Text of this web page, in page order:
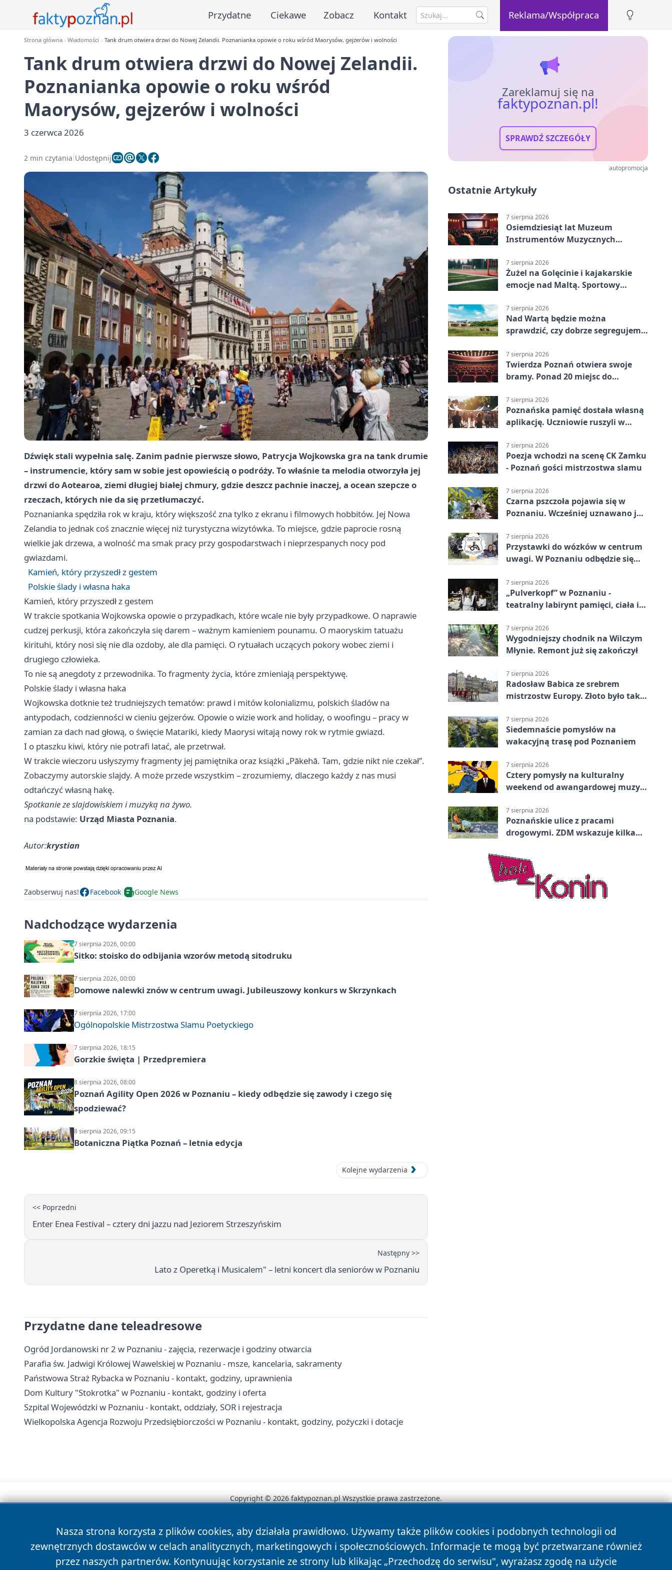
Przydatne Ciekawe Zobacz Kontakt Reklama/Współpraca
Strona główna Wiadomości Tank drum otwiera drzwi do Nowej Zelandii. Poznanianka opowie o roku wśród Maorysów, gejzerów i wolności
Tank drum otwiera drzwi do Nowej Zelandii.
Poznanianka opowie o roku wśród
Maorysów, gejzerów i wolności
3 czerwca 2026
2 min czytania Udostępnij
Dźwięk stali wypełnia salę. Zanim padnie pierwsze słowo, Patrycja Wojkowska gra na tank drumie
– instrumencie, który sam w sobie jest opowieścią o podróży. To właśnie ta melodia otworzyła jej
drzwi do Aotearoa, ziemi długiej białej chmury, gdzie deszcz pachnie inaczej, a ocean szepcze o
rzeczach, których nie da się przetłumaczyć.
Poznanianka spędziła rok w kraju, który większość zna tylko z ekranu i filmowych hobbitów. Jej Nowa
Zelandia to jednak coś znacznie więcej niż turystyczna wizytówka. To miejsce, gdzie paprocie rosną
wielkie jak drzewa, a wolność ma smak pracy przy gospodarstwach i nieprzespanych nocy pod
gwiazdami.
Kamień, który przyszedł z gestem
Polskie ślady i własna haka
Kamień, który przyszedł z gestem
W trakcie spotkania Wojkowska opowie o przypadkach, które wcale nie były przypadkowe. O naprawie
cudzej perkusji, która zakończyła się darem – ważnym kamieniem pounamu. O maoryskim tatuażu
kirituhi, który nosi się nie dla ozdoby, ale dla pamięci. O rytuałach uczących pokory wobec ziemi i
drugiego człowieka.
To nie są anegdoty z przewodnika. To fragmenty życia, które zmieniają perspektywę.
Polskie ślady i własna haka
Wojkowska dotknie też trudniejszych tematów: prawd i mitów kolonializmu, polskich śladów na
antypodach, codzienności w cieniu gejzerów. Opowie o wizie work and holiday, o woofingu – pracy w
zamian za dach nad głową, o święcie Matariki, kiedy Maorysi witają nowy rok w rytmie gwiazd.
I o ptaszku kiwi, który nie potrafi latać, ale przetrwał.
W trakcie wieczoru usłyszymy fragmenty jej pamiętnika oraz książki „Pākehā. Tam, gdzie nikt nie czekał”.
Zobaczymy autorskie slajdy. A może przede wszystkim – zrozumiemy, dlaczego każdy z nas musi
odtańczyć własną hakę.
Spotkanie ze slajdowiskiem i muzyką na żywo.
na podstawie: Urząd Miasta Poznania.
Autor:krystian
Zaobserwuj nas! Facebook Google News
Nadchodzące wydarzenia
7 sierpnia 2026, 00:00
Sitko: stoisko do odbijania wzorów metodą sitodruku
7 sierpnia 2026, 00:00
Domowe nalewki znów w centrum uwagi. Jubileuszowy konkurs w Skrzynkach
7 sierpnia 2026, 17:00
Ogólnopolskie Mistrzostwa Slamu Poetyckiego
7 sierpnia 2026, 18:15
Gorzkie święta | Przedpremiera
8 sierpnia 2026, 08:00
Poznań Agility Open 2026 w Poznaniu – kiedy odbędzie się zawody i czego się
spodziewać?
8 sierpnia 2026, 09:15
Botaniczna Piątka Poznań – letnia edycja
Kolejne wydarzenia
<< Poprzedni
Enter Enea Festival – cztery dni jazzu nad Jeziorem Strzeszyńskim
Następny >>
Lato z Operetką i Musicalem" – letni koncert dla seniorów w Poznaniu
Przydatne dane teleadresowe
Ogród Jordanowski nr 2 w Poznaniu - zajęcia, rezerwacje i godziny otwarcia
Parafia św. Jadwigi Królowej Wawelskiej w Poznaniu - msze, kancelaria, sakramenty
Państwowa Straż Rybacka w Poznaniu - kontakt, godziny, uprawnienia
Dom Kultury "Stokrotka" w Poznaniu - kontakt, godziny i oferta
Szpital Wojewódzki w Poznaniu - kontakt, oddziały, SOR i rejestracja
Wielkopolska Agencja Rozwoju Przedsiębiorczości w Poznaniu - kontakt, godziny, pożyczki i dotacje
Zareklamuj się na
faktypoznan.pl!
SPRAWDŹ SZCZEGÓŁY
autopromocja
Ostatnie Artykuły
7 sierpnia 2026
Osiemdziesiąt lat Muzeum
Instrumentów Muzycznych
7 sierpnia 2026
Żużel na Golęcinie i kajakarskie
emocje nad Maltą. Sportowy
7 sierpnia 2026
Nad Wartą będzie można
sprawdzić, czy dobrze segregujemy
7 sierpnia 2026
Twierdza Poznań otwiera swoje
bramy. Ponad 20 miejsc do
7 sierpnia 2026
Poznańska pamięć dostała własną
aplikację. Uczniowie ruszyli w
7 sierpnia 2026
Poezja wchodzi na scenę CK Zamku
- Poznań gości mistrzostwa slamu
7 sierpnia 2026
Czarna pszczoła pojawia się w
Poznaniu. Wcześniej uznawano ją
7 sierpnia 2026
Przystawki do wózków w centrum
uwagi. W Poznaniu odbędzie się
7 sierpnia 2026
„Pulverkopf” w Poznaniu -
teatralny labirynt pamięci, ciała i
7 sierpnia 2026
Wygodniejszy chodnik na Wilczym
Młynie. Remont już się zakończył
7 sierpnia 2026
Radosław Babica ze srebrem
mistrzostw Europy. Złoto było tak
7 sierpnia 2026
Siedemnaście pomysłów na
wakacyjną trasę pod Poznaniem
7 sierpnia 2026
Cztery pomysły na kulturalny
weekend od awangardowej muzyki
7 sierpnia 2026
Poznańskie ulice z pracami
drogowymi. ZDM wskazuje kilka
Nasza strona korzysta z plików cookies, aby działała prawidłowo. Używamy także plików cookies i podobnych technologii od
zewnętrznych dostawców w celach analitycznych, marketingowych i społecznościowych. Informacje te mogą być przetwarzane również
przez naszych partnerów. Kontynuując korzystanie ze strony lub klikając „Przechodzę do serwisu", wyrażasz zgodę na użycie
Copyright © 2026 faktypoznan.pl Wszystkie prawa zastrzeżone.
News Autorzy Polityka Prywatności Polityka Cookies